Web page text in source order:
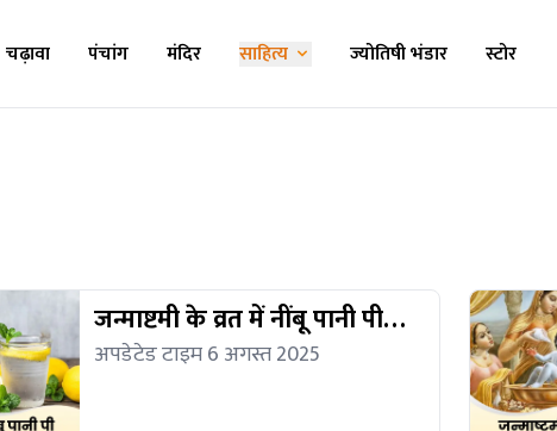
चढ़ावा पंचांग मंदिर साहित्य ज्योतिषी भंडार स्टोर
जन्माष्टमी के व्रत में नींबू पानी पी
सकते हैं क्या?
अपडेटेड टाइम 6 अगस्त 2025